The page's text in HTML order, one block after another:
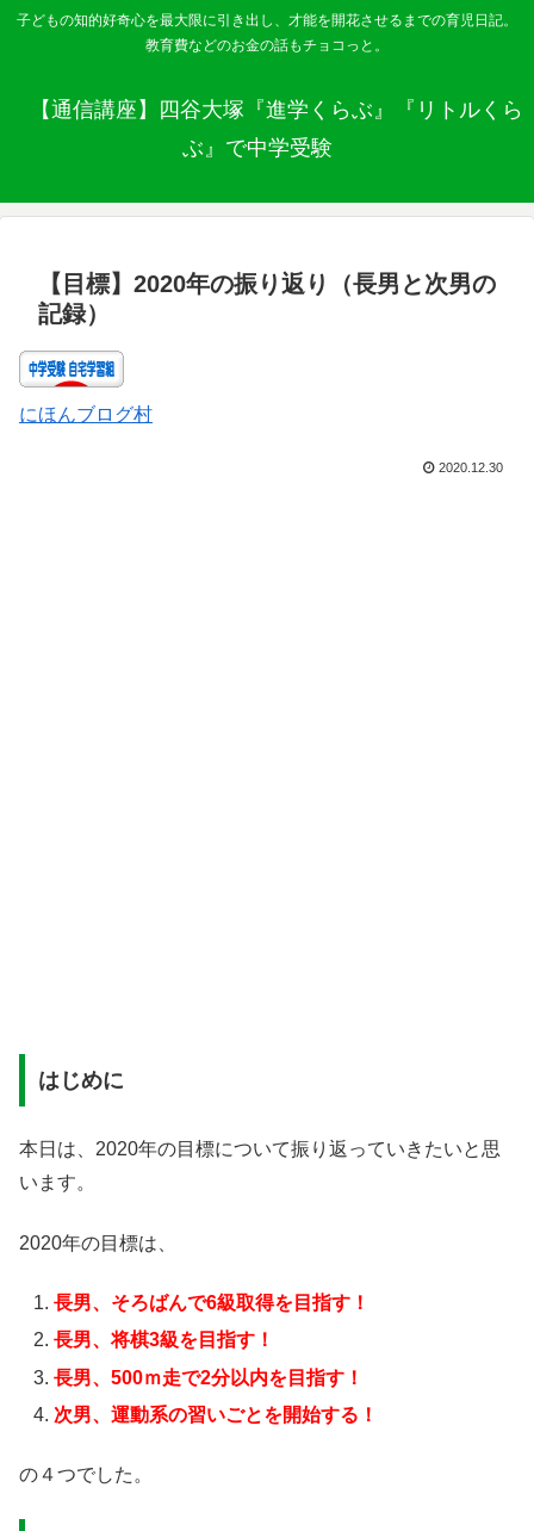
子どもの知的好奇心を最大限に引き出し、才能を開花させるまでの育児日記。
教育費などのお金の話もチョコっと。
【通信講座】四谷大塚『進学くらぶ』『リトルくら
ぶ』で中学受験
【目標】2020年の振り返り（長男と次男の
記録）
にほんブログ村
2020.12.30
はじめに
本日は、2020年の目標について振り返っていきたいと思
います。
2020年の目標は、
長男、そろばんで6級取得を目指す！
長男、将棋3級を目指す！
長男、500ｍ走で2分以内を目指す！
次男、運動系の習いごとを開始する！
の４つでした。